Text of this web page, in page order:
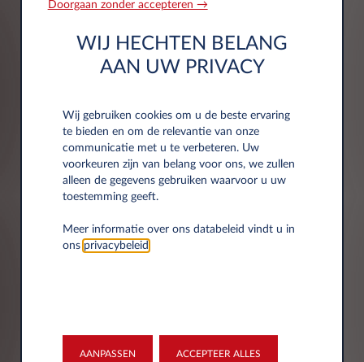
HOE GEBRUIKEN WIJ UW
privacy & cookie verklaring van Leasys
Nederland B.V. Hier vindt u ook meer
informatie over uw rechten.
Telefoon E-mail
Doorgaan zonder accepteren →
WIJ HECHTEN BELANG
AAN UW PRIVACY
Wij gebruiken cookies om u de beste ervaring
te bieden en om de relevantie van onze
communicatie met u te verbeteren. Uw
voorkeuren zijn van belang voor ons, we zullen
alleen de gegevens gebruiken waarvoor u uw
toestemming geeft.
Meer informatie over ons databeleid vindt u in
ons privacybeleid.
AANPASSEN ACCEPTEER ALLES